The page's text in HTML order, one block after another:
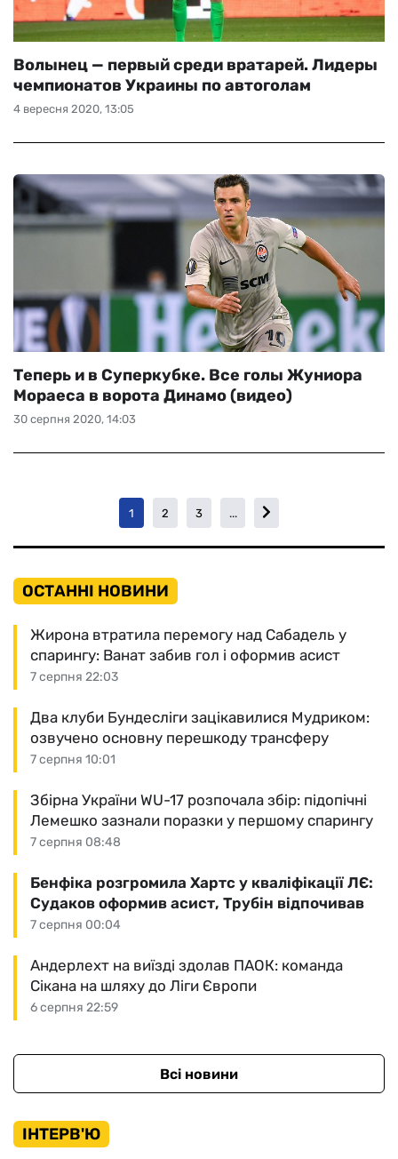
4 вересня 2020, 13:05
Волынец — первый среди вратарей. Лидеры
чемпионатов Украины по автоголам
30 серпня 2020, 14:03
Теперь и в Суперкубке. Все голы Жуниора
Мораеса в ворота Динамо (видео)
1 2 3 ...
ОСТАННІ НОВИНИ
7 серпня 22:03
Жирона втратила перемогу над Сабадель у
спарингу: Ванат забив гол і оформив асист
7 серпня 10:01
Два клуби Бундесліги зацікавилися Мудриком:
озвучено основну перешкоду трансферу
7 серпня 08:48
Збірна України WU-17 розпочала збір: підопічні
Лемешко зазнали поразки у першому спарингу
7 серпня 00:04
Бенфіка розгромила Хартс у кваліфікації ЛЄ:
Судаков оформив асист, Трубін відпочивав
6 серпня 22:59
Андерлехт на виїзді здолав ПАОК: команда
Сікана на шляху до Ліги Європи
Всі новини
ІНТЕРВ'Ю